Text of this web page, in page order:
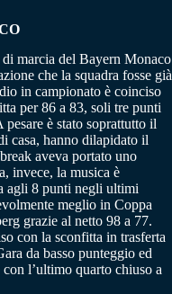
marcia del Bayern Monaco
che la squadra fosse già
in campionato è coinciso
per 86 a 83, soli tre punti
è stato soprattutto il
casa, hanno dilapidato il
aveva portato uno
invece, la musica è
agli 8 punti negli ultimi
meglio in Coppa
grazie al netto 98 a 77.
con la sconfitta in trasferta
da basso punteggio ed
l’ultimo quarto chiuso a